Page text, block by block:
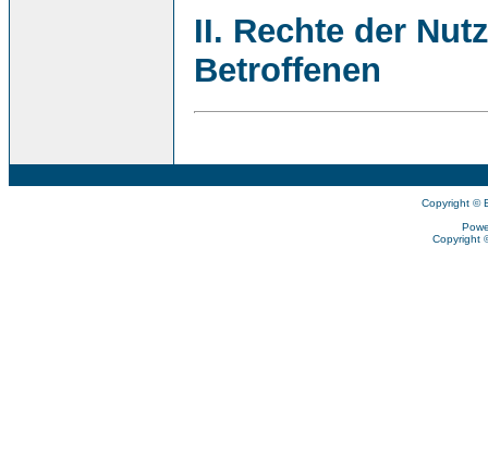
II. Rechte der
Betroffenen
Copyright ©
Copyright